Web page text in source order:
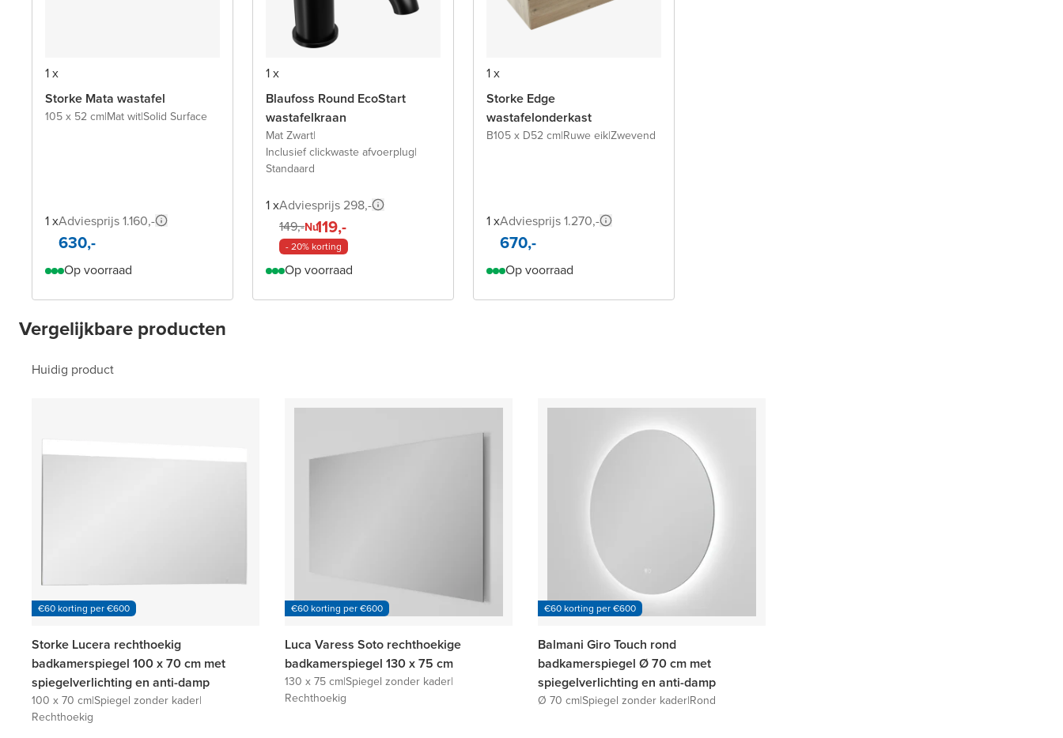
1 x
Storke Mata wastafel
105 x 52 cm|Mat wit|Solid Surface
1 xAdviesprijs 1.160,-
630,-
Op voorraad
1 x
Blaufoss Round EcoStart
wastafelkraan
Mat Zwart|
Inclusief clickwaste afvoerplug|
Standaard
1 xAdviesprijs 298,-
149,-Nu119,-
- 20% korting
Op voorraad
1 x
Storke Edge
wastafelonderkast
B105 x D52 cm|Ruwe eik|Zwevend
1 xAdviesprijs 1.270,-
670,-
Op voorraad
Vergelijkbare producten
Huidig product
€60 korting per €600
Storke Lucera rechthoekig
badkamerspiegel 100 x 70 cm met
spiegelverlichting en anti-damp
100 x 70 cm|Spiegel zonder kader|
Rechthoekig
€60 korting per €600
Luca Varess Soto rechthoekige
badkamerspiegel 130 x 75 cm
130 x 75 cm|Spiegel zonder kader|
Rechthoekig
€60 korting per €600
Balmani Giro Touch rond
badkamerspiegel Ø 70 cm met
spiegelverlichting en anti-damp
Ø 70 cm|Spiegel zonder kader|Rond